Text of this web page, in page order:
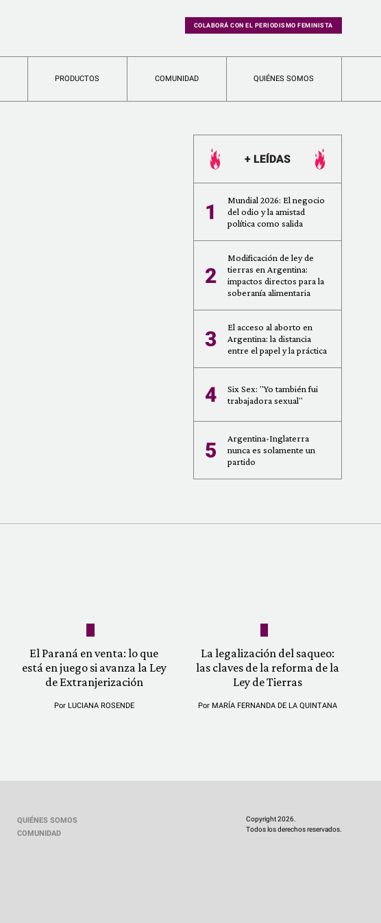
COLABORÁ CON EL PERIODISMO FEMINISTA
PRODUCTOS COMUNIDAD QUIÉNES SOMOS
+ LEÍDAS
1
Mundial 2026: El negocio
del odio y la amistad
política como salida
2
Modificación de ley de
tierras en Argentina:
impactos directos para la
soberanía alimentaria
3
El acceso al aborto en
Argentina: la distancia
entre el papel y la práctica
4
Six Sex: "Yo también fui
trabajadora sexual"
5
Argentina-Inglaterra
nunca es solamente un
partido
El Paraná en venta: lo que
está en juego si avanza la Ley
de Extranjerización
Por LUCIANA ROSENDE
La legalización del saqueo:
las claves de la reforma de la
Ley de Tierras
Por MARÍA FERNANDA DE LA QUINTANA
QUIÉNES SOMOS
COMUNIDAD
Copyright 2026.
Todos los derechos reservados.